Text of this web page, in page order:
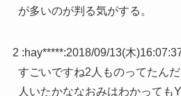
が多いのが判る気がする。
2 :hay*****:2018/09/13(木
すごいですね2人ものってたん
人いたかななおみはわかっても